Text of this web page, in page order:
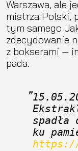
Warszawa, ale
mistrza Polski,
tym samego
zdecydowanie
z bokserami —
pada.
https://